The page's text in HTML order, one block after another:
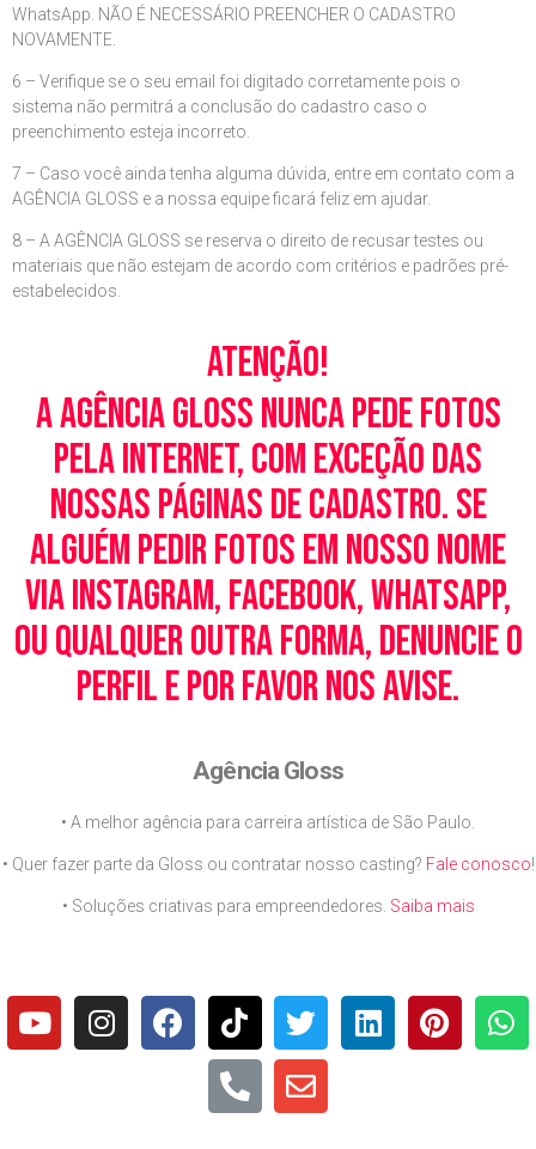
WhatsApp. NÃO É NECESSÁRIO PREENCHER O CADASTRO
NOVAMENTE.
6 – Verifique se o seu email foi digitado corretamente pois o
sistema não permitrá a conclusão do cadastro caso o
preenchimento esteja incorreto.
7 – Caso você ainda tenha alguma dúvida, entre em contato com a
AGÊNCIA GLOSS e a nossa equipe ficará feliz em ajudar.
8 – A AGÊNCIA GLOSS se reserva o direito de recusar testes ou
materiais que não estejam de acordo com critérios e padrões pré-
estabelecidos.
Atenção!
A Agência Gloss nunca pede fotos
pela Internet, com exceção das
nossas páginas de cadastro. Se
alguém pedir fotos em nosso nome
via Instagram, Facebook, WhatsApp,
ou qualquer outra forma, denuncie o
perfil e por favor nos avise.
Agência Gloss
• A melhor agência para carreira artística de São Paulo.
• Quer fazer parte da Gloss ou contratar nosso casting? Fale conosco!
• Soluções criativas para empreendedores. Saiba mais